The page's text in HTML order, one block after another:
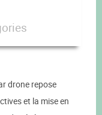
drone repose
et la mise en